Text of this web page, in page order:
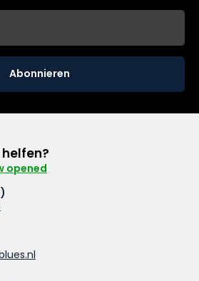
Abonnieren
helfen?
opened